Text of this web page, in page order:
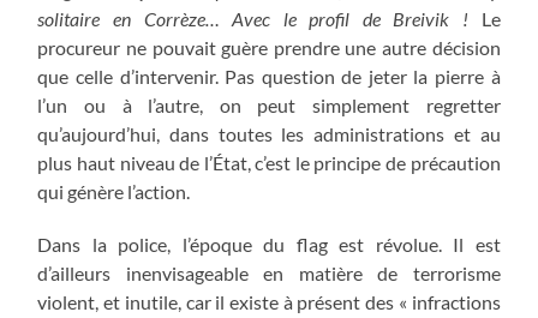
solitaire en Corrèze… Avec le profil de Breivik ! Le
procureur ne pouvait guère prendre une autre décision
que celle d’intervenir. Pas question de jeter la pierre à
l’un ou à l’autre, on peut simplement regretter
qu’aujourd’hui, dans toutes les administrations et au
plus haut niveau de l’État, c’est le principe de précaution
qui génère l’action.
Dans la police, l’époque du flag est révolue. Il est
d’ailleurs inenvisageable en matière de terrorisme
violent, et inutile, car il existe à présent des « infractions